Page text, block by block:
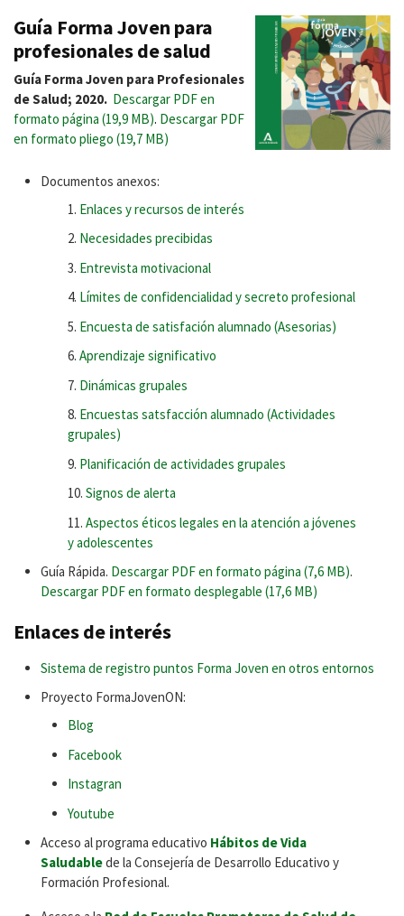
Guía Forma Joven para
profesionales de salud
Guía Forma Joven para Profesionales
de Salud; 2020. Descargar PDF en
formato página (19,9 MB). Descargar PDF
en formato pliego (19,7 MB)
Documentos anexos:
Enlaces y recursos de interés
Necesidades precibidas
Entrevista motivacional
Límites de confidencialidad y secreto profesional
Encuesta de satisfación alumnado (Asesorias)
Aprendizaje significativo
Dinámicas grupales
Encuestas satsfacción alumnado (Actividades
grupales)
Planificación de actividades grupales
Signos de alerta
Aspectos éticos legales en la atención a jóvenes
y adolescentes
Guía Rápida. Descargar PDF en formato página (7,6 MB).
Descargar PDF en formato desplegable (17,6 MB)
Enlaces de interés
Sistema de registro puntos Forma Joven en otros entornos
Proyecto FormaJovenON:
Blog
Facebook
Instagran
Youtube
Acceso al programa educativo Hábitos de Vida
Saludablede la Consejería de Desarrollo Educativo y
Formación Profesional.